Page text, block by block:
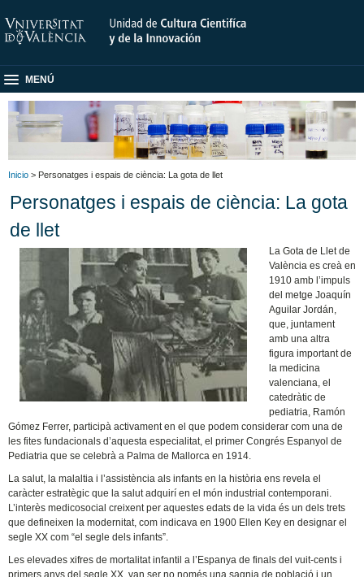
MENÚ
Inicio > Personatges i espais de ciència: La gota de llet
Personatges i espais de ciència: La gota
de llet
La Gota de Llet de
València es creà en
1910 amb l’impuls
del metge Joaquín
Aguilar Jordán,
que, juntament
amb una altra
figura important de
la medicina
valenciana, el
catedràtic de
pediatria, Ramón
Gómez Ferrer, participà activament en el que podem considerar com una de
les fites fundacionals d’aquesta especialitat, el primer Congrés Espanyol de
Pediatria que se celebrà a Palma de Mallorca en 1914.
La salut, la malaltia i l’assistència als infants en la història ens revela el
caràcter estratègic que la salut adquirí en el món industrial contemporani.
L’interès medicosocial creixent per aquestes edats de la vida és un dels trets
que defineixen la modernitat, com indicava en 1900 Ellen Key en designar el
segle XX com “el segle dels infants”.
Les elevades xifres de mortalitat infantil a l’Espanya de finals del vuit-cents i
primers anys del segle XX, van ser no només una sagnia de població i un